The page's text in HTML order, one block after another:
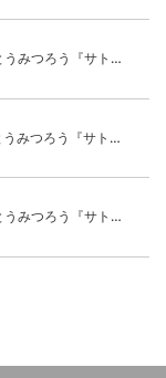
【みつろうTV508話】さとうみつろう『サトレル男塾』編④「“毎日”が変わります。楽しく」
【みつろうTV507話】さとうみつろう『サトレル男塾』編③「快楽は“自分のカラダの内側”にしかない」
【みつろうTV506話】さとうみつろう『サトレル男塾』編②「不思議な棒をお尻に…」